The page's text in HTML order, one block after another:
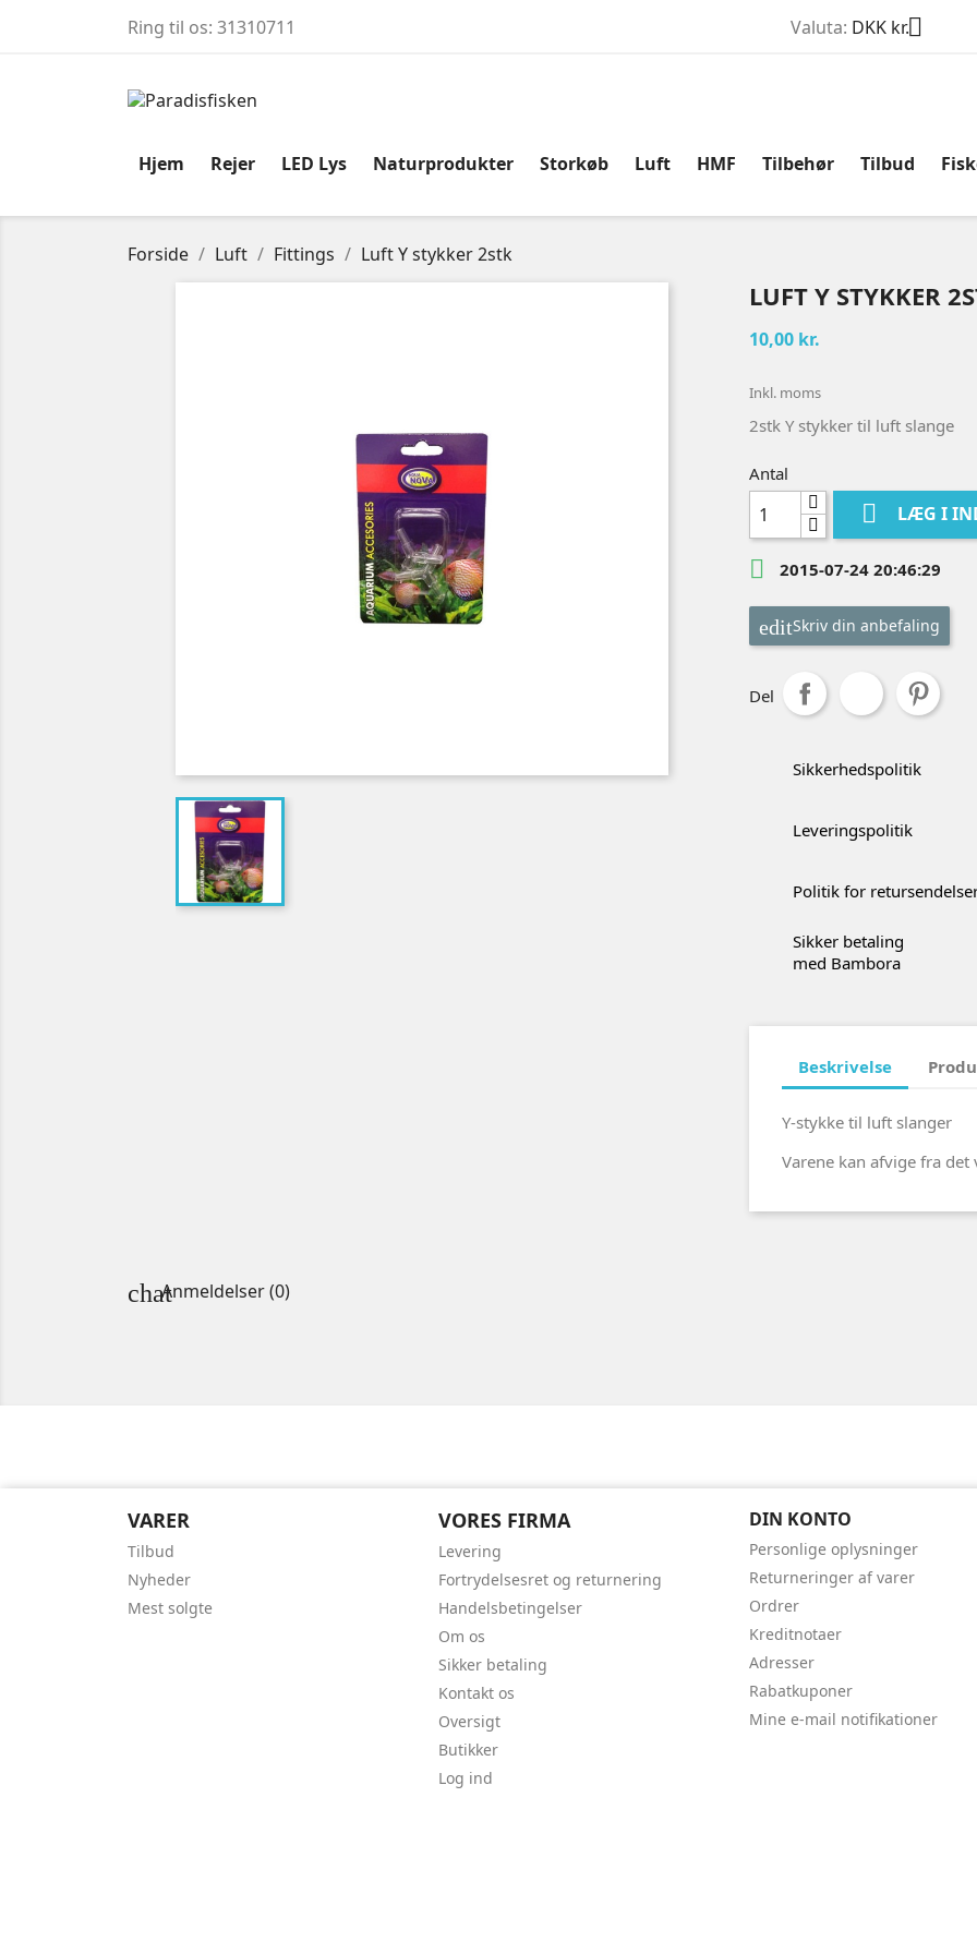
Ring til os: 31310711 Valuta: DKK kr.
Hjem Rejer LED Lys Naturprodukter Storkøb Luft HMF Tilbehør Tilbud
Forside Luft Fittings Luft Y stykker 2stk
LUFT Y STYKKER
10,00 kr.
Inkl. moms
2stk Y stykker til luft slange
Antal
 LÆG I
 2015-07-24 20:46:29
Skriv din anbefaling
Del
Sikkerhedspolitik
Leveringspolitik
Politik for
Sikker betaling
med Bambora
Beskrivelse
Y-stykke til luft slanger
Varene kan afvige fra det
Anmeldelser (0)
VARER
Tilbud
Nyheder
Mest solgte
VORES FIRMA
Levering
Fortrydelsesret og returnering
Handelsbetingelser
Om os
Sikker betaling
Kontakt os
Oversigt
Butikker
Log ind
DIN KONTO
Personlige oplysninger
Returneringer af varer
Ordrer
Kreditnotaer
Adresser
Rabatkuponer
Mine e-mail notifikationer